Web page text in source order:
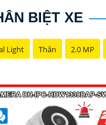
BIỆT XE
Light Thân 2.0 MP